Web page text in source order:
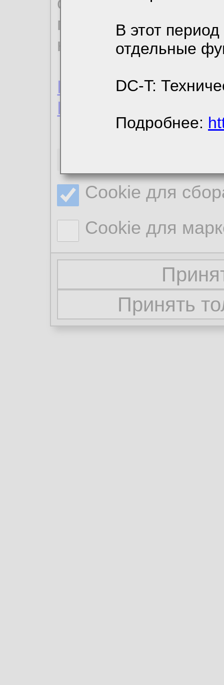
В этот
отдельные
DC-T:
Подробнее:
пользовательским
Пользовательское
Политика
Cookie для
Cookie для